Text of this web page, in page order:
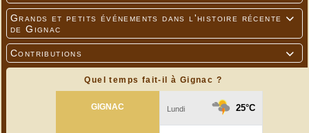

Grands et petits événements dans l'histoire récente
de Gignac

Contributions
Quel temps fait-il à Gignac ?